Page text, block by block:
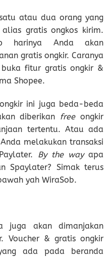
atau dua orang yang
gratis ongkos kirim.
harinya Anda akan
gratis ongkir. Caranya
fitur gratis ongkir &
Shopee.
ini juga beda-beda
diberikan freeongkir
tertentu. Atau ada
melakukan transaksi
By the wayapa
Spaylater? Simak terus
yah WiraSob.
juga akan dimanjakan
Voucher & gratis ongkir
ada pada beranda